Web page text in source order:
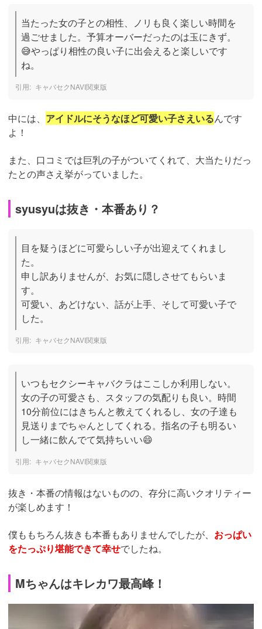
当たった女の子との相性、ノリも良く楽しい時間を
過ごせました。予算オーバーだったのは玉にきず。
😅やっぱり相性の良い子に出会えると楽しいです
ね。
キャバセクNAVI関東版
中には、 アイドルにそうなほど可愛い子さえいるんです
よ！
また、口コミでは巨乳の子がついてくれて、大当たりだっ
たとの声さえ挙がっていました。
syusyuは抜き・本番あり？
目を疑うほどに可愛らしい子が出迎えてくれまし
た。
申し訳ありませんが、お気に隠しさせてもらいま
す。
可愛い、あどけない、話が上手、そして可愛い子で
した。
キャバセクNAVI関東版
いつもセクシーキャバクラはここしか利用しない。
女の子の可愛さも、スタッフの気配りも良い。時間
10分前位にはきちんと教えてくれるし、女の子達も
見送りまでちゃんとしてくれる。指名の子も明るい
し一緒に飲んでて気持ちいい😄
キャバセクNAVI関東版
抜き・本番の情報はないものの、存分に高いクオリティー
が楽しめます！
僕ももちろん抜きも本番もありませんでしたが、 おっぱい
をたっぷり堪能できて幸せでしたね。
Mちゃんはキレカワ最高峰！